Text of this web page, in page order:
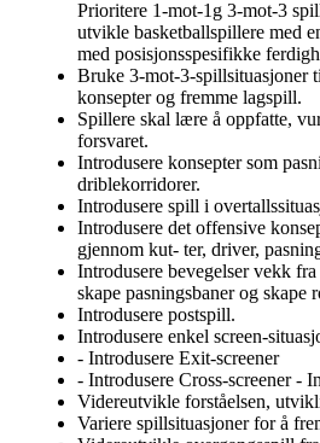
Prioritere 1-mot-1g 3-mot-3
utvikle basketballspillere med
med posisjonsspesifikke
Bruke 3-mot-3-spillsituasjoner
konsepter og fremme lagspill.
Spillere skal lære å oppfatte,
forsvaret.
Introdusere konsepter som
driblekorridorer.
Introdusere spill i
Introdusere det offensive
gjennom kut- ter, driver,
Introdusere bevegelser vekk
skape pasningsbaner og skape
Introdusere postspill.
Introdusere enkel screen-
- Introdusere Exit-screener
- Introdusere Cross-screener -
Videreutvikle forståelsen,
Variere spillsituasjoner for å